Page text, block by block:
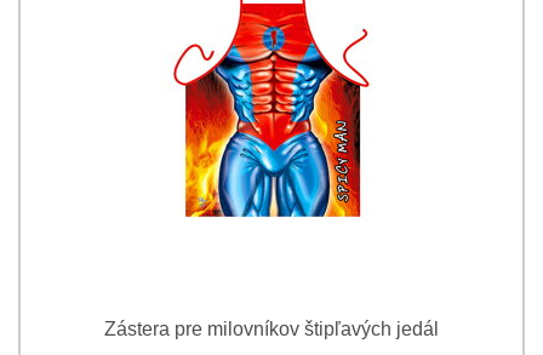
Zástera pre milovníkov štipľavých jedál